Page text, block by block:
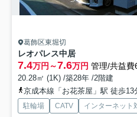
葛飾区東堀切
レオパレス中居
7.4万円～7.6万円 管理/共益費
20.28㎡ (1K) /築28年 /2階建
京成本線「お花茶屋」駅 徒歩13
駐輪場 CATV インターネット